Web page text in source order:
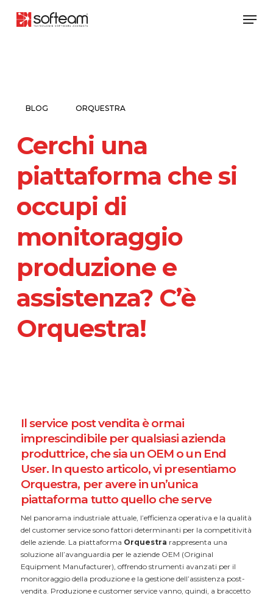
main
BLOG ORQUESTRA
Cerchi una
piattaforma che si
occupi di
monitoraggio
produzione e
assistenza? C’è
Orquestra!
Il service post vendita è ormai
imprescindibile per qualsiasi azienda
produttrice, che sia un OEM o un End
User. In questo articolo, vi presentiamo
Orquestra, per avere in un’unica
piattaforma tutto quello che serve
Nel panorama industriale attuale, l’efficienza operativa e la qualità
del customer service sono fattori determinanti per la competitività
delle aziende. La piattaforma Orquestra rappresenta una
soluzione all’avanguardia per le aziende OEM (Original
Equipment Manufacturer), offrendo strumenti avanzati per il
monitoraggio della produzione e la gestione dell’assistenza post-
vendita. Produzione e customer service vanno, quindi, a braccetto